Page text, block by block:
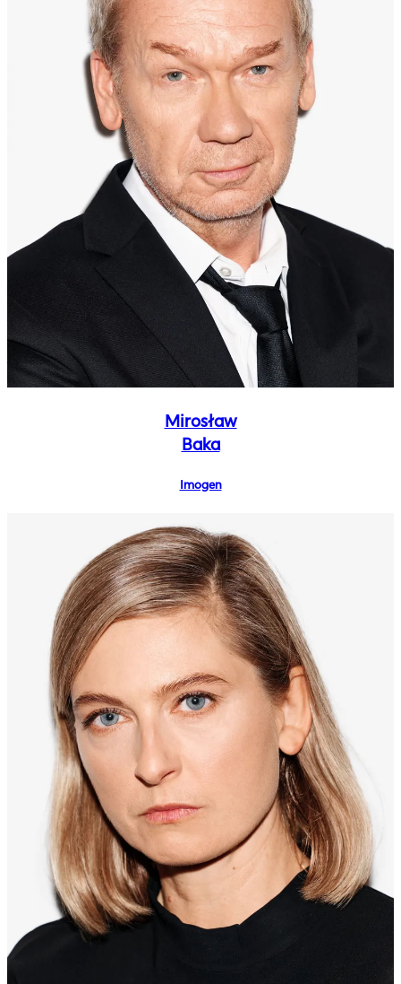
Mirosław
Baka
Imogen